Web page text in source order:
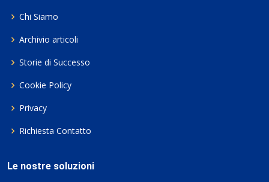
Chi Siamo
Archivio articoli
Storie di Successo
Cookie Policy
Privacy
Richiesta Contatto
Le nostre soluzioni